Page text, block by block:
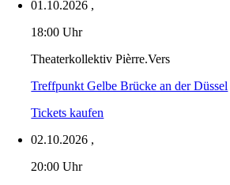
01.10.2026 ,
18:00 Uhr
Theaterkollektiv Pièrre.Vers
Treffpunkt Gelbe Brücke an der Düssel
Tickets kaufen
02.10.2026 ,
20:00 Uhr